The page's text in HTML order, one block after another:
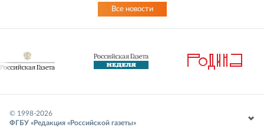
Все новости
© 1998-2026
ФГБУ «Редакция «Российской газеты»